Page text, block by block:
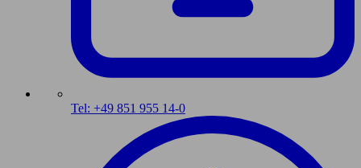
Tel: +49 851 955 14-0